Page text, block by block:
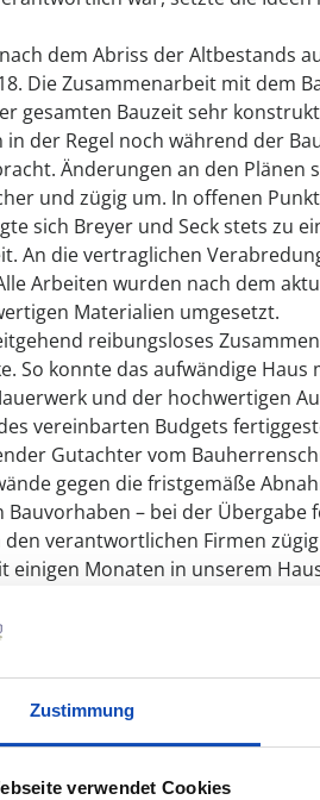
Zustimmung
verwendet Cookies
dem Abriss der Altbestands
Die Zusammenarbeit mit dem
gesamten Bauzeit sehr
der Regel noch während der
Änderungen an den Plänen
und zügig um. In offenen
sich Breyer und Seck stets zu
An die vertraglichen
Arbeiten wurden nach dem
Materialien umgesetzt.
reibungsloses
So konnte das aufwändige Haus
und der hochwertigen
vereinbarten Budgets
Gutachter vom
gegen die fristgemäße
Bauvorhaben – bei der Übergabe
verantwortlichen Firmen
einigen Monaten in unserem
sehr zufrieden. Das Haus erfüllt
eingebracht haben und bis
Mängel aufgetreten.
wir uns bei Herrn Seck und
und Herrn Tesch – herzlich
viel Erfolg bei der
und Seck.